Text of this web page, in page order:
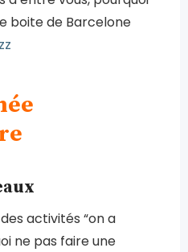
boite de Barcelone
activités “on a
ne pas faire une